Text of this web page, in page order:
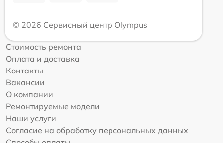
© 2026 Сервисный центр Olympus
Стоимость ремонта
Оплата и доставка
Контакты
Вакансии
О компании
Ремонтируемые модели
Наши услуги
Согласие на обработку персональных данных